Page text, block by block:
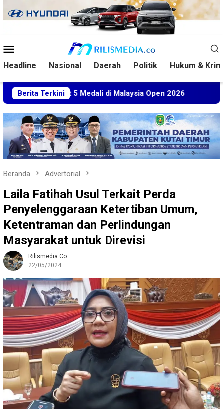
ke
Mobile
Headline Nasional Daerah Politik Hukum &
Berita Terkini
Sabet 5 Medali di Malaysia Open 2026 Kuasa
Beranda Advertorial
Laila Fatihah Usul Terkait Perda
Penyelenggaraan Ketertiban Umum,
Ketentraman dan Perlindungan
Masyarakat untuk Direvisi
Rilismedia.co
22/05/2024